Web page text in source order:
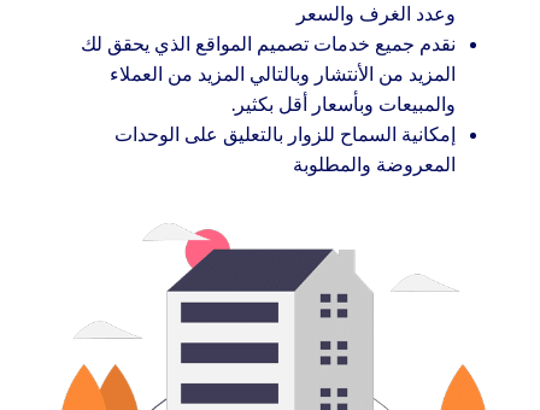
وعدد الغرف والسعر
نقدم جميع خدمات تصميم المواقع الذي يحقق لك
المزيد من الأنتشار وبالتالي المزيد من العملاء
والمبيعات وبأسعار أقل بكثير.
إمكانية السماح للزوار بالتعليق على الوحدات
المعروضة والمطلوبة